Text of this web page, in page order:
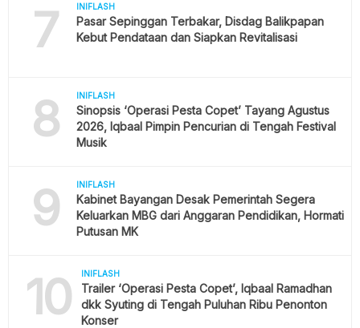
7 INIFLASH
Pasar Sepinggan Terbakar, Disdag Balikpapan
Kebut Pendataan dan Siapkan Revitalisasi
8 INIFLASH
Sinopsis ‘Operasi Pesta Copet’ Tayang Agustus
2026, Iqbaal Pimpin Pencurian di Tengah Festival
Musik
9 INIFLASH
Kabinet Bayangan Desak Pemerintah Segera
Keluarkan MBG dari Anggaran Pendidikan, Hormati
Putusan MK
10 INIFLASH
Trailer ‘Operasi Pesta Copet’, Iqbaal Ramadhan
dkk Syuting di Tengah Puluhan Ribu Penonton
Konser